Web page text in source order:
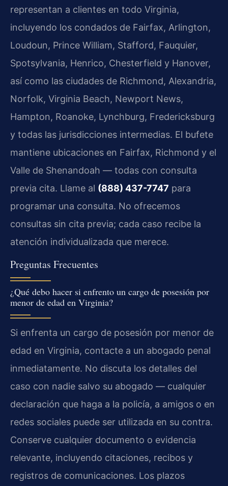
representan a clientes en todo Virginia,
incluyendo los condados de Fairfax, Arlington,
Loudoun, Prince William, Stafford, Fauquier,
Spotsylvania, Henrico, Chesterfield y Hanover,
así como las ciudades de Richmond, Alexandria,
Norfolk, Virginia Beach, Newport News,
Hampton, Roanoke, Lynchburg, Fredericksburg
y todas las jurisdicciones intermedias. El bufete
mantiene ubicaciones en Fairfax, Richmond y el
Valle de Shenandoah — todas con consulta
previa cita. Llame al (888) 437-7747 para
programar una consulta. No ofrecemos
consultas sin cita previa; cada caso recibe la
atención individualizada que merece.
Preguntas Frecuentes
¿Qué debo hacer si enfrento un cargo de posesión por
menor de edad en Virginia?
Si enfrenta un cargo de posesión por menor de
edad en Virginia, contacte a un abogado penal
inmediatamente. No discuta los detalles del
caso con nadie salvo su abogado — cualquier
declaración que haga a la policía, a amigos o en
redes sociales puede ser utilizada en su contra.
Conserve cualquier documento o evidencia
relevante, incluyendo citaciones, recibos y
registros de comunicaciones. Los plazos